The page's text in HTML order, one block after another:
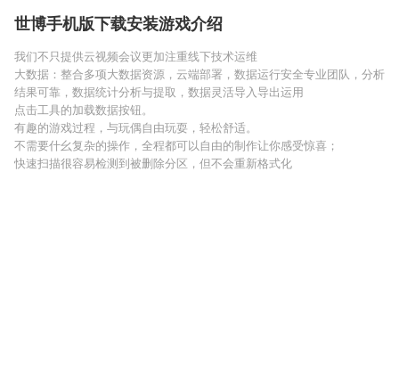
世博手机版下载安装游戏介绍
我们不只提供云视频会议更加注重线下技术运维
大数据：整合多项大数据资源，云端部署，数据运行安全专业团队，分析
结果可靠，数据统计分析与提取，数据灵活导入导出运用
点击工具的加载数据按钮。
有趣的游戏过程，与玩偶自由玩耍，轻松舒适。
不需要什幺复杂的操作，全程都可以自由的制作让你感受惊喜；
快速扫描很容易检测到被删除分区，但不会重新格式化